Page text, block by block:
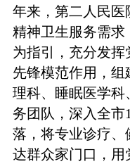
年来，第二人民
精神卫生服务需求
为指引，充分发
先锋模范作用，
理科、睡眠医学科
务团队，深入全市
落，将专业诊疗、
达群众家门口，